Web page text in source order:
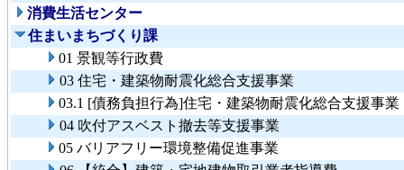
消費生活センター
住まいまちづくり課
01 景観等行政費
03 住宅・建築物耐震化総合支援事業
03.1 [債務負担行為]住宅・建築物耐震化総合支援事業
04 吹付アスベスト撤去等支援事業
05 バリアフリー環境整備促進事業